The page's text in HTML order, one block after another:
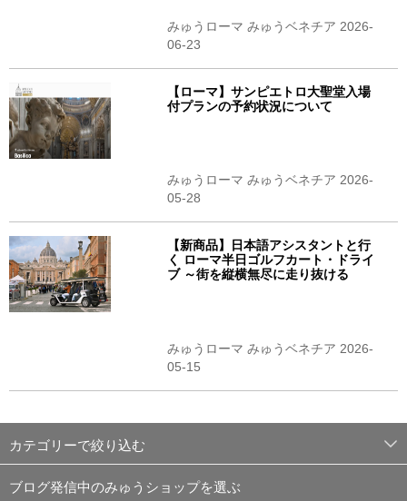
みゅうローマ みゅうベネチア 2026-
06-23
【ローマ】サンピエトロ大聖堂入場
付プランの予約状況について
みゅうローマ みゅうベネチア 2026-
05-28
【新商品】日本語アシスタントと行
く ローマ半日ゴルフカート・ドライ
ブ ～街を縦横無尽に走り抜ける
みゅうローマ みゅうベネチア 2026-
05-15
カテゴリーで絞り込む
ブログ発信中のみゅうショップを選ぶ